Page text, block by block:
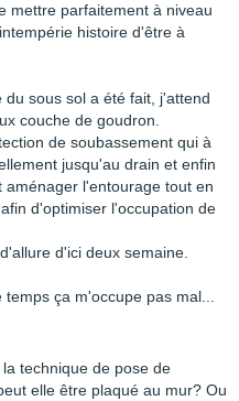
mettre parfaitement à niveau
histoire d'être à
sous sol a été fait, j'attend
couche de goudron.
de soubassement qui à
jusqu'au drain et enfin
l'entourage tout en
d'optimiser l'occupation de
d'ici deux semaine.
ça m'occupe pas mal...
technique de pose de
elle être plaqué au mur? Ou